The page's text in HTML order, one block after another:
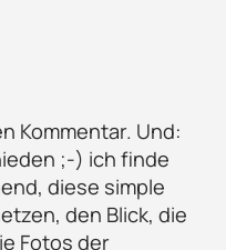
Kommentar. Und:
;-) ich finde
diese simple
den Blick, die
Fotos der